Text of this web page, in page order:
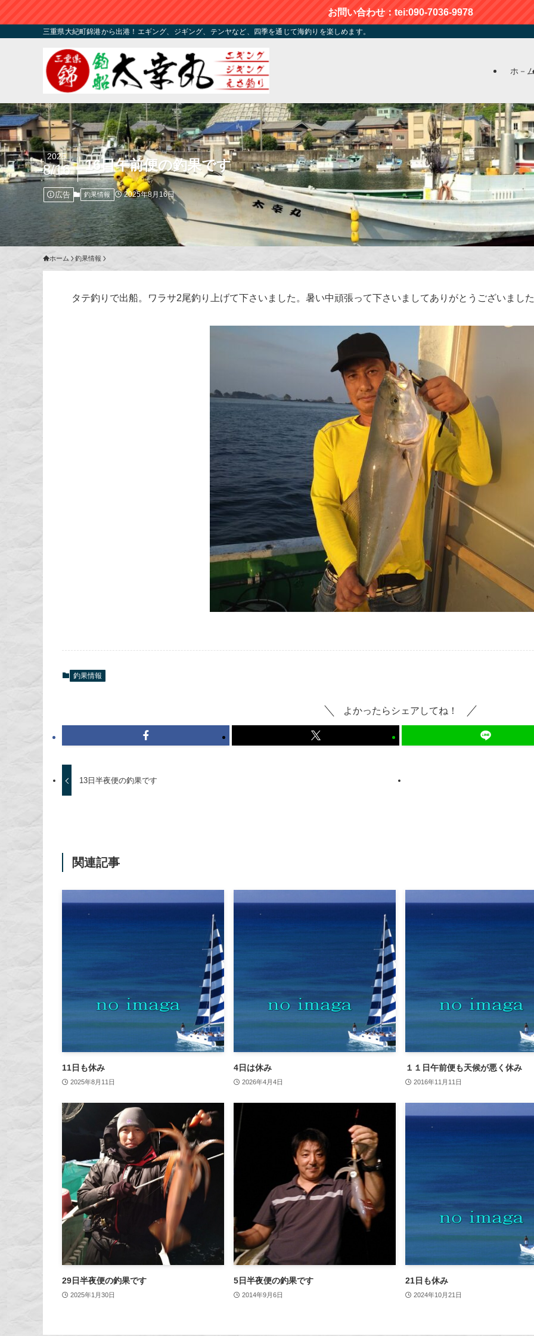
お問い合わせ：tei:090-7036-9978
三重県大紀町錦港から出港！エギング、ジギング、テンヤなど、四季を通じて海釣りを楽しめます。
ホ－
16日午前便の釣果です
2025
8/16
広告 釣果情報 2025年8月16日
ホーム 釣果情報
タテ釣りで出船。ワラサ2尾釣り上げて下さいました。暑い中頑張って下さいましてありがとうございまし
釣果情報
よかったらシェアしてね！
13日半夜便の釣果です
関連記事
11日も休み
2025年8月11日
4日は休み
2026年4月4日
１１日午前便も天候が悪く休み
2016年11月11日
29日半夜便の釣果です
2025年1月30日
5日半夜便の釣果です
2014年9月6日
21日も休み
2024年10月21日